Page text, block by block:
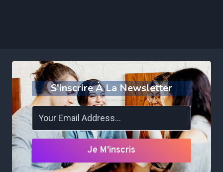
S'inscrire À La Newsletter
Je M'inscris